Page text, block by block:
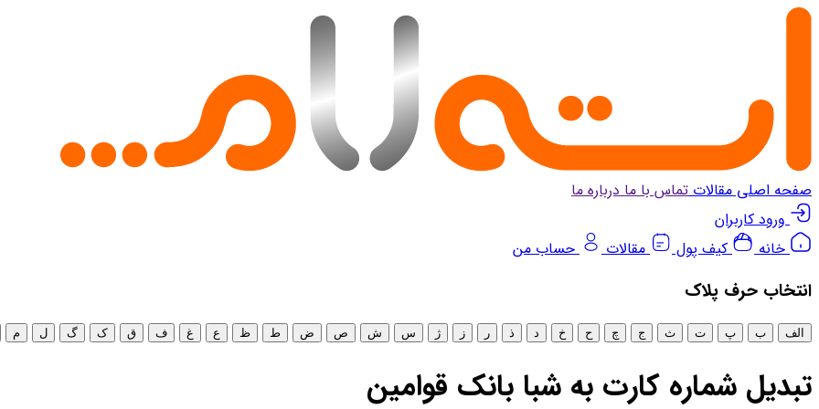
صفحه اصلیمقالاتتماس با مادرباره ما
ورود کاربران
خانه
کیف پول مقالات حساب من
انتخاب‌ حرف پلاک
الف ب پ ت ث ج چ ح خ د ذ ر ز ژ س ش ص ض ط ظ ع غ ف ق ک گ ل م
تبدیل شماره کارت به شبا بانک قوامین